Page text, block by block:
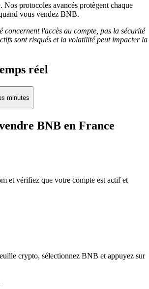
Nos protocoles avancés protègent chaque
vous vendez BNB.
concernent l'accès au compte, pas la sécurité
sont risqués et la volatilité peut impacter la
réel
minutes
BNB en France
et vérifiez que votre compte est actif et
crypto, sélectionnez BNB et appuyez sur